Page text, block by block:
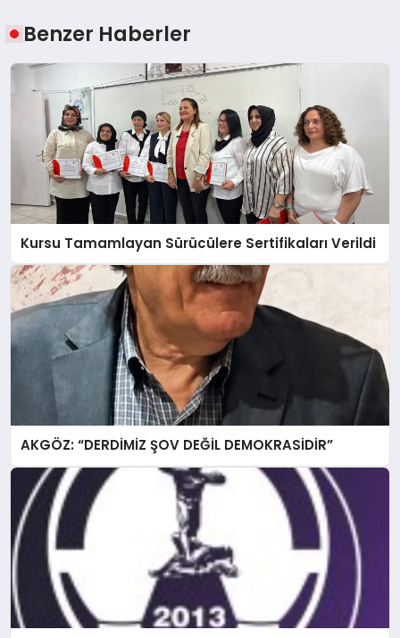
Benzer Haberler
Kursu Tamamlayan Sürücülere Sertifikaları Verildi
AKGÖZ: “DERDİMİZ ŞOV DEĞİL DEMOKRASİDİR”